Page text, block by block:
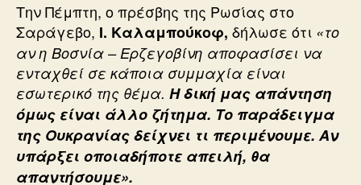
Την Πέμπτη, ο πρέσβης της Ρωσίας στο
Σαράγεβο, Ι. Καλαμπούκοφ, δήλωσε ότι «το
αν η Βοσνία – Ερζεγοβίνη αποφασίσει να
ενταχθεί σε κάποια συμμαχία είναι
εσωτερικό της θέμα. Η δική μας απάντηση
όμως είναι άλλο ζήτημα. Το παράδειγμα
της Ουκρανίας δείχνει τι περιμένουμε. Αν
υπάρξει οποιαδήποτε απειλή, θα
απαντήσουμε».